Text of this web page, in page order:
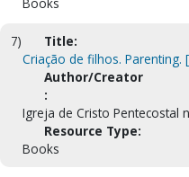
7)
Title:
Criação de filhos. Parenting.
Author/Creator
:
Igreja de Cristo Pentecostal
Resource Type:
Books